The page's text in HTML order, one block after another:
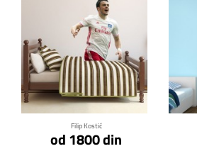
Filip Kostić
od 1800 din
Klikni za detalje